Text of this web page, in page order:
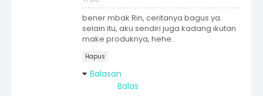
bener mbak Rin, ceritanya bagus ya.
selain itu, aku sendiri juga kadang ikutan
make produknya, hehe..
Hapus
Balasan
Balas